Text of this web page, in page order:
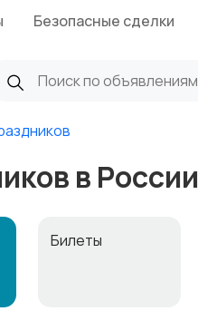
Безопасные сделки
в России
Билеты